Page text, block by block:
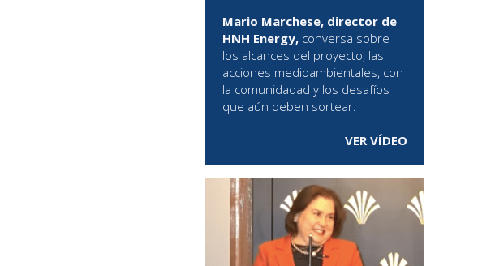
Mario Marchese, director de
HNH Energy, conversa sobre
los alcances del proyecto, las
acciones medioambientales, con
la comunidadad y los desafíos
que aún deben sortear.
VER VÍDEO